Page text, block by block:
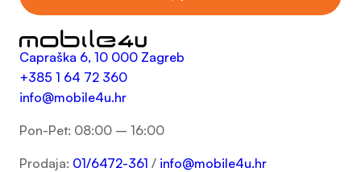
Capraška 6, 10 000 Zagreb
+385 1 64 72 360
info@mobile4u.hr
Pon-Pet: 08:00 – 16:00
Prodaja: 01/6472-361 / info@mobile4u.hr